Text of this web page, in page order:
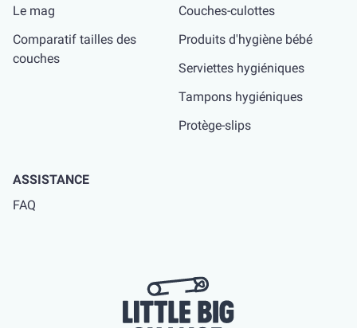
Le mag
Comparatif tailles des
couches
Couches-culottes
Produits d'hygiène bébé
Serviettes hygiéniques
Tampons hygiéniques
Protège-slips
ASSISTANCE
FAQ